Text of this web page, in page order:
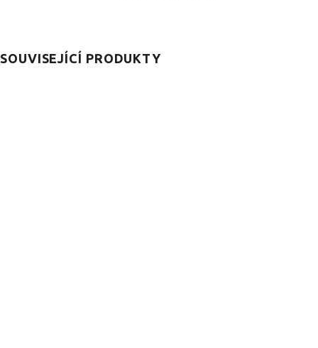
SOUVISEJÍCÍ PRODUKTY